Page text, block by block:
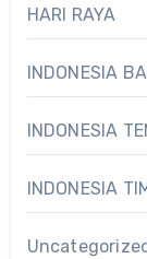
HARI RAYA
INDONESIA
INDONESIA
INDONESIA
Uncategorized